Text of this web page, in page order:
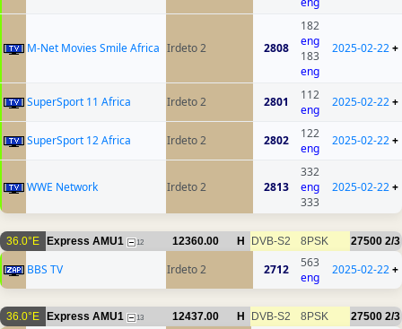
M-Net Movies Smile Africa Irdeto 2 2808
182
eng
183
eng
2025-02-22+
SuperSport 11 Africa Irdeto 2 2801
112
eng
2025-02-22+
SuperSport 12 Africa Irdeto 2 2802
122
eng
2025-02-22+
WWE Network Irdeto 2 2813
332
eng
333
2025-02-22+
36.0°E Express AMU1 12 12360.00 H DVB-S2 8PSK 27500 2/3
BBS TV Irdeto 2 2712
563
eng
2025-02-22+
36.0°E Express AMU1 13 12437.00 H DVB-S2 8PSK 27500 2/3